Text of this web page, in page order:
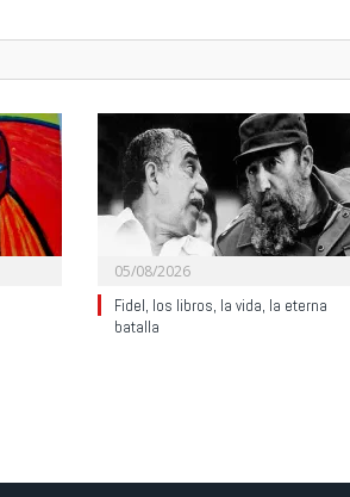
05/08/2026
Fidel, los libros, la vida, la eterna
batalla